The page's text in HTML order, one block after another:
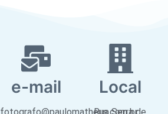
e-mail Local